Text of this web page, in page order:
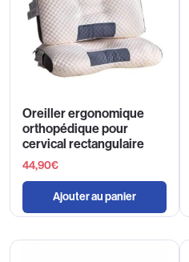
Oreiller ergonomique
orthopédique pour
cervical rectangulaire
44,90€
Ajouter au panier